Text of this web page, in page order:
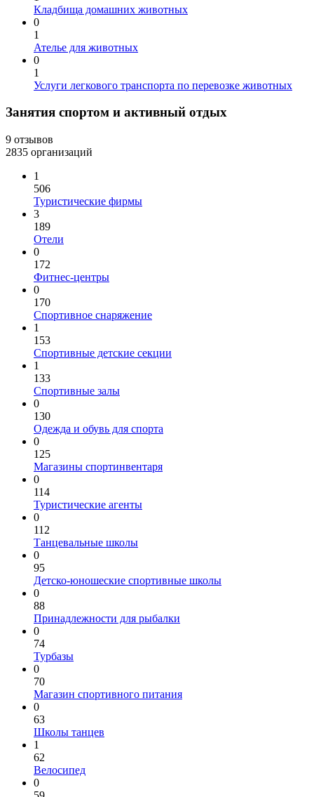
Кладбища домашних животных
0
1
Ателье для животных
0
1
Услуги легкового транспорта по перевозке животных
Занятия спортом и активный отдых
9 отзывов
2835 организаций
1
506
Туристические фирмы
3
189
Отели
0
172
Фитнес-центры
0
170
Спортивное снаряжение
1
153
Спортивные детские секции
1
133
Спортивные залы
0
130
Одежда и обувь для спорта
0
125
Магазины спортинвентаря
0
114
Туристические агенты
0
112
Танцевальные школы
0
95
Детско-юношеские спортивные школы
0
88
Принадлежности для рыбалки
0
74
Турбазы
0
70
Магазин спортивного питания
0
63
Школы танцев
1
62
Велосипед
0